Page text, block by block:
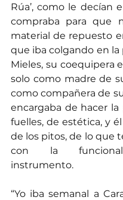
Rúa’, como le decían
compraba para que
material de repuesto
que iba colgando en la
Mieles, su coequipera
solo como madre de
como compañera de
encargaba de hacer
fuelles, de estética, y
de los pitos, de lo que
con la
instrumento.
“Yo iba semanal a